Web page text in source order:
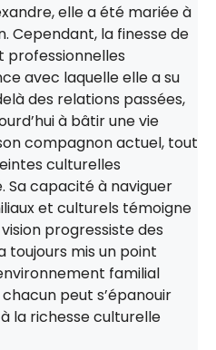
elle a été mariée à
Cependant, la finesse de
professionnelles
avec laquelle elle a su
des relations passées,
à bâtir une vie
compagnon actuel, tout
culturelles
Sa capacité à naviguer
et culturels témoigne
progressiste des
toujours mis un point
familial
peut s’épanouir
la richesse culturelle